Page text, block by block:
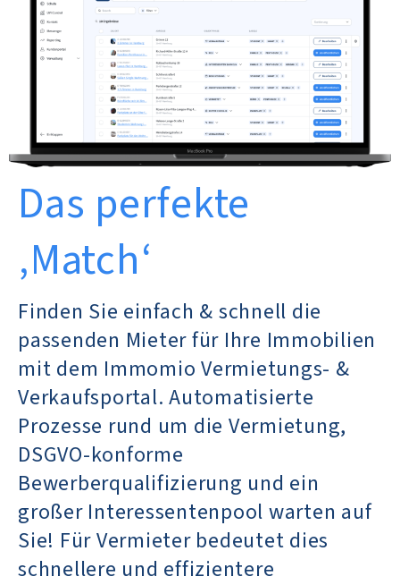
Das perfekte
‚Match‘
Finden Sie einfach & schnell die
passenden Mieter für Ihre Immobilien
mit dem Immomio Vermietungs- &
Verkaufsportal. Automatisierte
Prozesse rund um die Vermietung,
DSGVO-konforme
Bewerberqualifizierung und ein
großer Interessentenpool warten auf
Sie! Für Vermieter bedeutet dies
schnellere und effizientere